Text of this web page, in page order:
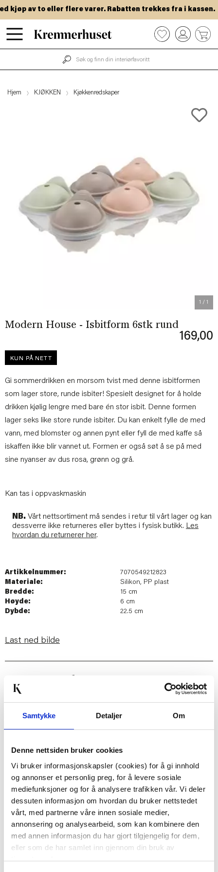
Samtykke Detaljer Om
Denne nettsiden bruker cookies
Vi bruker informasjonskapsler (cookies) for å gi innhold
og annonser et personlig preg, for å levere sosiale
mediefunksjoner og for å analysere trafikken vår. Vi deler
dessuten informasjon om hvordan du bruker nettstedet
vårt, med partnerne våre innen sosiale medier,
annonsering og analysearbeid, som kan kombinere den
med annen informasjon du har gjort tilgjengelig for dem,
eller som de har samlet inn gjennom din bruk av
tjenestene deres.
Hopp
til
kjøp av to eller flere varer. Rabatten trekkes fra i kassen.
0
Hjem KJØKKEN Kjøkkenredskaper
1 / 1
Modern House - Isbitform 6stk rund
169,00
KUN PÅ NETT
Gi sommerdrikken en morsom tvist med denne isbitformen
som lager store, runde isbiter! Spesielt designet for å holde
drikken kjølig lengre med bare én stor isbit. Denne formen
lager seks like store runde isbiter. Du kan enkelt fylle de med
vann, med blomster og annen pynt eller fyll de med kaffe så
iskaffen ikke blir vannet ut. Formen er også søt å se på med
sine nyanser av dus rosa, grønn og grå.
Kan tas i oppvaskmaskin
NB. Vårt nettsortiment må sendes i retur til vårt lager og kan
dessverre ikke returneres eller byttes i fysisk butikk. Les
hvordan du returnerer her.
Artikkelnummer:
7070549212823
Materiale:
Silikon, PP plast
Bredde:
15 cm
Høyde:
6 cm
Dybde:
22.5 cm
Last ned bilde
Passer med
MUUBS - MINERVA
LYSESTAKE BEIGE
KUN PÅ NETT
864,00
Medl.604,80
MUUBS - SOIL VASE
BRUN
KUN PÅ NETT
474,00
Medl.331,80